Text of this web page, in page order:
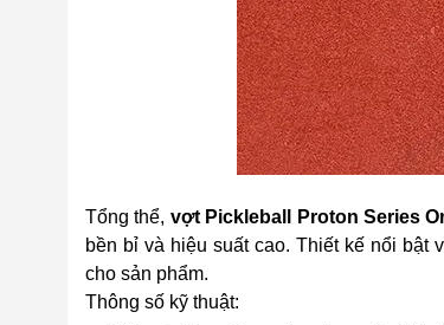
Tổng thể, vợt Pickleball Proton Series
bền bỉ và hiệu suất cao. Thiết kế nổi
cho sản phẩm.
Thông số kỹ thuật: